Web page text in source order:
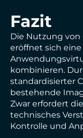
Fazit
Die Nutzung von
eröffnet sich
kombinieren.
standardisierter
bestehende
Zwar erfordert
technisches
Kontrolle und